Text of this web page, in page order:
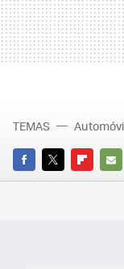
FACEBOOK
TWITTER
E-
TEMAS